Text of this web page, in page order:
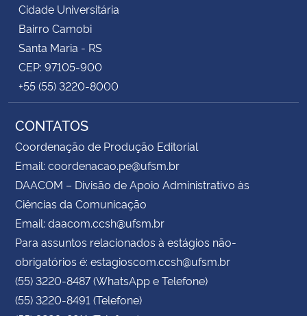
Cidade Universitária
Bairro Camobi
Santa Maria - RS
CEP: 97105-900
+55 (55) 3220-8000
CONTATOS
Coordenação de Produção Editorial
Email: coordenacao.pe@ufsm.br
DAACOM – Divisão de Apoio Administrativo às
Ciências da Comunicação
Email: daacom.ccsh@ufsm.br
Para assuntos relacionados à estágios não-
obrigatórios é: estagioscom.ccsh@ufsm.br
(55) 3220-8487 (WhatsApp e Telefone)
(55) 3220-8491 (Telefone)